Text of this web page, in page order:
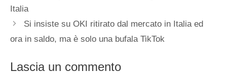
Italia
Si insiste su OKI ritirato dal mercato in Italia ed
ora in saldo, ma è solo una bufala TikTok
Lascia un commento